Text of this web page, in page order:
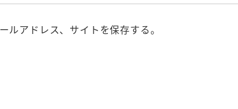
アドレス、サイトを保存する。